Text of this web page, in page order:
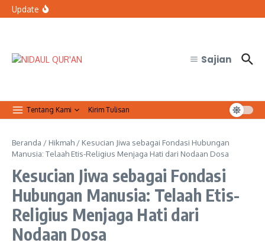
Lewati ke konten
Update
Sajian
Tentang Kami Kirim Tulisan
Beranda / Hikmah / Kesucian Jiwa sebagai Fondasi Hubungan
Manusia: Telaah Etis-Religius Menjaga Hati dari Nodaan Dosa
Kesucian Jiwa sebagai Fondasi
Hubungan Manusia: Telaah Etis-
Religius Menjaga Hati dari
Nodaan Dosa